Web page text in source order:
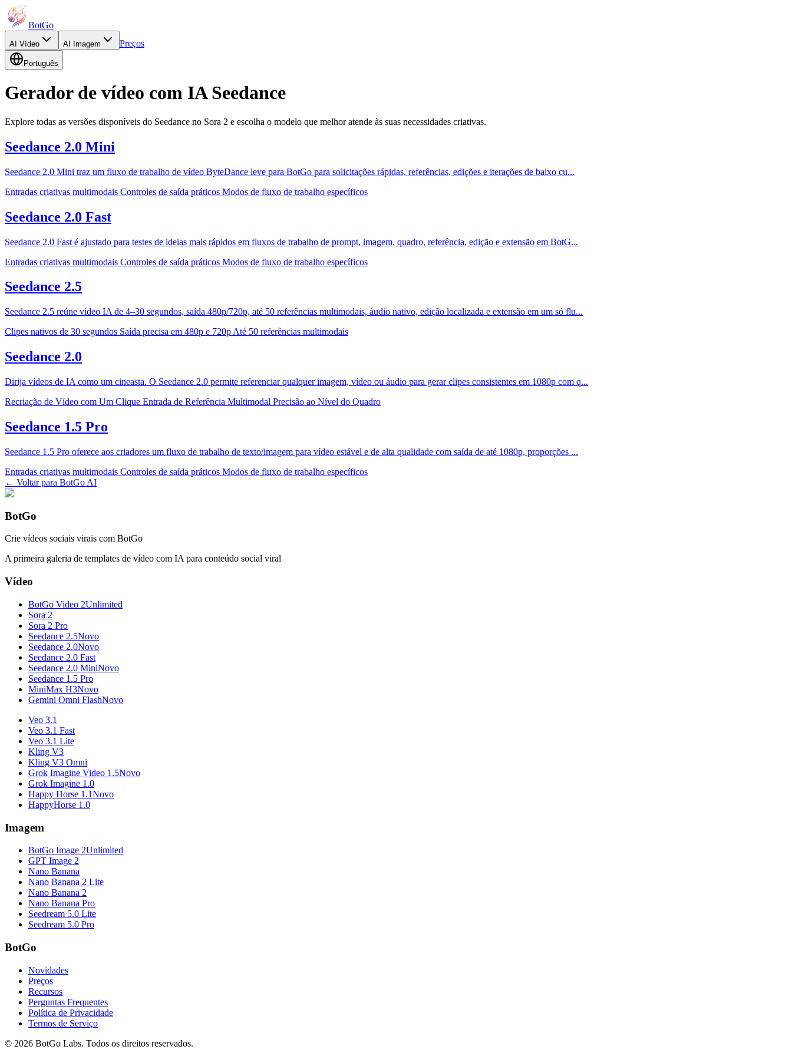
BotGo
AI Vídeo AI Imagem Preços
Português
Gerador de vídeo com IA Seedance
Explore todas as versões disponíveis do Seedance no Sora 2 e escolha o modelo que melhor atende às suas necessidades criativas.
Seedance 2.0 Mini
Seedance 2.0 Mini traz um fluxo de trabalho de vídeo ByteDance leve para BotGo para solicitações rápidas, referências, edições e iterações de baixo cu...
Entradas criativas multimodais Controles de saída práticos Modos de fluxo de trabalho específicos
Seedance 2.0 Fast
Seedance 2.0 Fast é ajustado para testes de ideias mais rápidos em fluxos de trabalho de prompt, imagem, quadro, referência, edição e extensão em BotG...
Entradas criativas multimodais Controles de saída práticos Modos de fluxo de trabalho específicos
Seedance 2.5
Seedance 2.5 reúne vídeo IA de 4–30 segundos, saída 480p/720p, até 50 referências multimodais, áudio nativo, edição localizada e extensão em um só flu...
Clipes nativos de 30 segundos Saída precisa em 480p e 720p Até 50 referências multimodais
Seedance 2.0
Dirija vídeos de IA como um cineasta. O Seedance 2.0 permite referenciar qualquer imagem, vídeo ou áudio para gerar clipes consistentes em 1080p com q...
Recriação de Vídeo com Um Clique Entrada de Referência Multimodal Precisão ao Nível do Quadro
Seedance 1.5 Pro
Seedance 1.5 Pro oferece aos criadores um fluxo de trabalho de texto/imagem para vídeo estável e de alta qualidade com saída de até 1080p, proporções ...
Entradas criativas multimodais Controles de saída práticos Modos de fluxo de trabalho específicos
← Voltar para BotGo AI
BotGo
Crie vídeos sociais virais com BotGo
A primeira galeria de templates de vídeo com IA para conteúdo social viral
Vídeo
BotGo Video 2Unlimited
Sora 2
Sora 2 Pro
Seedance 2.5Novo
Seedance 2.0Novo
Seedance 2.0 Fast
Seedance 2.0 MiniNovo
Seedance 1.5 Pro
MiniMax H3Novo
Gemini Omni FlashNovo
Veo 3.1
Veo 3.1 Fast
Veo 3.1 Lite
Kling V3
Kling V3 Omni
Grok Imagine Video 1.5Novo
Grok Imagine 1.0
Happy Horse 1.1Novo
HappyHorse 1.0
Imagem
BotGo Image 2Unlimited
GPT Image 2
Nano Banana
Nano Banana 2 Lite
Nano Banana 2
Nano Banana Pro
Seedream 5.0 Lite
Seedream 5.0 Pro
BotGo
Novidades
Preços
Recursos
Perguntas Frequentes
Política de Privacidade
Termos de Serviço
© 2026 BotGo Labs. Todos os direitos reservados.